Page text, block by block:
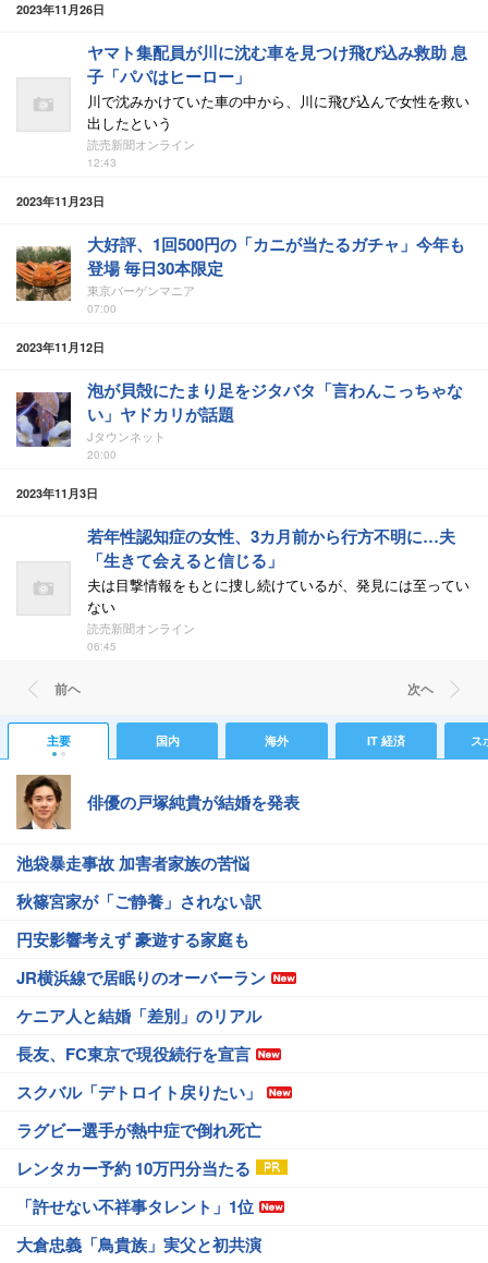
2023年11月26日
ヤマト集配員が川に沈む車を見つけ飛び込み救助 息
子「パパはヒーロー」
川で沈みかけていた車の中から、川に飛び込んで女性を救い
出したという
読売新聞オンライン
12:43
2023年11月23日
大好評、1回500円の「カニが当たるガチャ」今年も
登場 毎日30本限定
東京バーゲンマニア
07:00
2023年11月12日
泡が貝殻にたまり足をジタバタ「言わんこっちゃな
い」ヤドカリが話題
Jタウンネット
20:00
2023年11月3日
若年性認知症の女性、3カ月前から行方不明に…夫
「生きて会えると信じる」
夫は目撃情報をもとに捜し続けているが、発見には至ってい
ない
読売新聞オンライン
06:45
前ヘ 次ヘ
主要 国内 海外 IT 経済 ス
俳優の戸塚純貴が結婚を発表
池袋暴走事故 加害者家族の苦悩
秋篠宮家が「ご静養」されない訳
円安影響考えず 豪遊する家庭も
JR横浜線で居眠りのオーバーラン
ケニア人と結婚「差別」のリアル
長友、FC東京で現役続行を宣言
スクバル「デトロイト戻りたい」
ラグビー選手が熱中症で倒れ死亡
レンタカー予約 10万円分当たる
「許せない不祥事タレント」1位
大倉忠義「鳥貴族」実父と初共演